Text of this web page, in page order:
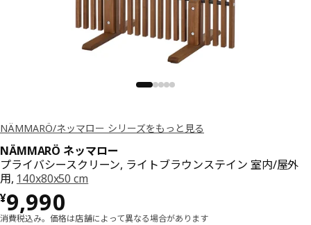
NÄMMARÖ/ネッマロー シリーズをもっと見る
NÄMMARÖ ネッマロー
プライバシースクリーン, ライトブラウンステイン 室内/屋外
用, 140x80x50 cm
¥9,990
価格 ¥ 9990
消費税込み。価格は店舗によって異なる場合があります